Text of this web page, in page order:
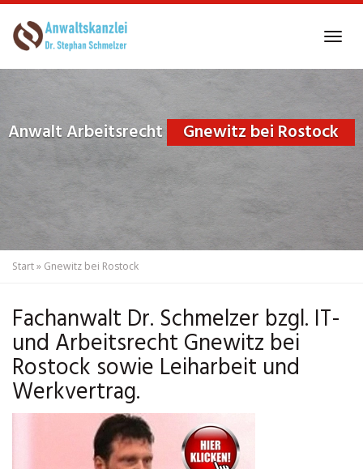
to
Anwalt Arbeitsrecht Gnewitz bei Rostock
Start» Gnewitz bei Rostock
Fachanwalt Dr. Schmelzer bzgl. IT-
und Arbeitsrecht Gnewitz bei
Rostock sowie Leiharbeit und
Werkvertrag.